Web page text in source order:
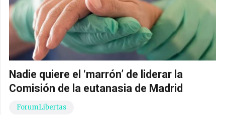
Nadie quiere el ‘marrón’ de liderar la
Comisión de la eutanasia de Madrid
ForumLibertas